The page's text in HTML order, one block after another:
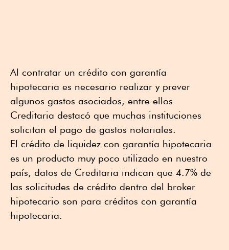
Al contratar un crédito con garantía
hipotecaria es necesario realizar y prever
algunos gastos asociados, entre ellos
Creditaria destacó que muchas instituciones
solicitan el pago de gastos notariales.
El crédito de liquidez con garantía hipotecaria
es un producto muy poco utilizado en nuestro
país, datos de Creditaria indican que 4.7% de
las solicitudes de crédito dentro del broker
hipotecario son para créditos con garantía
hipotecaria.